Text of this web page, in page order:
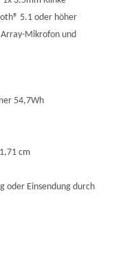
5.1 oder höher
Mikrofon und
54,7Wh
cm
oder Einsendung durch